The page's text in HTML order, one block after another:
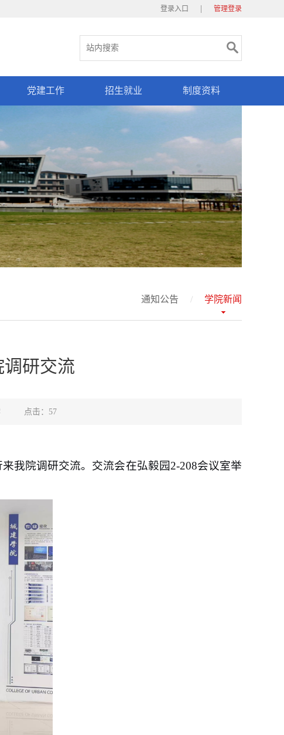
登录入口 管理登录
党建工作 招生就业 制度资料
通知公告 / 学院新闻
研交流
点击： 57
我院调研交流。交流会在弘毅园2-208会议室举